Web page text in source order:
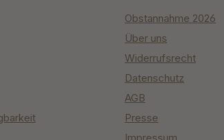
Obstannahme 2026
Über uns
Widerrufsrecht
Datenschutz
AGB
Presse